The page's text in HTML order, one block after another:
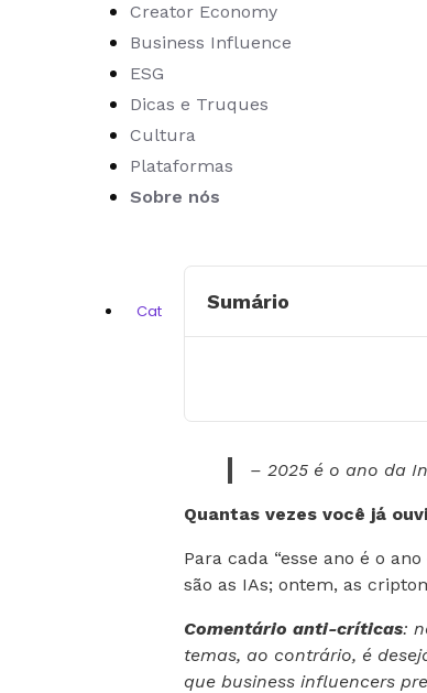
Creator Economy
Business Influence
ESG
Dicas e Truques
Cultura
Plataformas
Sobre nós
Guia de quem
Categoria:Business Influence
Sumário
– 2025 é o ano da
Quantas vezes você já
Para cada “esse ano é o
são as IAs; ontem, as
Comentário anti-críticas:
temas, ao contrário, é
que business influencers